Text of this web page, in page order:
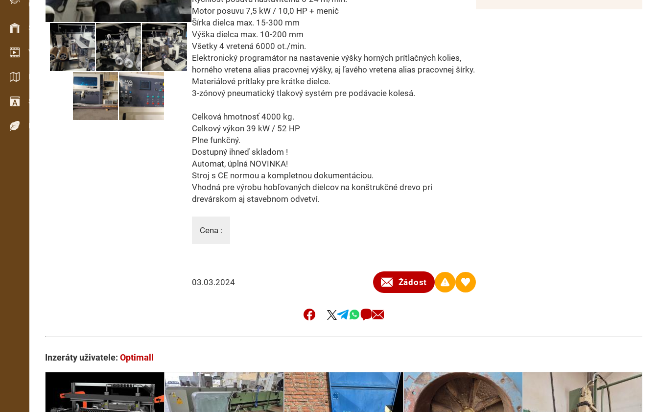
Evidence dřeva v terénu
Skladové hospodářství
Video showroom
Katalogy / Brožury
Slovník
Dřeviny
Motor posuvu 7,5 kW / 10,0 HP + menič
Šírka dielca max. 15-300 mm
Výška dielca max. 10-200 mm
Všetky 4 vretená 6000 ot./min.
Elektronický programátor na nastavenie výšky horných prítlačných kolies,
horného vretena alias pracovnej výšky, aj ľavého vretena alias pracovnej šírky.
Materiálové prítlaky pre krátke dielce.
3-zónový pneumatický tlakový systém pre podávacie kolesá.
Celková hmotnosť 4000 kg.
Celkový výkon 39 kW / 52 HP
Plne funkčný.
Dostupný ihneď skladom !
Automat, úplná NOVINKA!
Stroj s CE normou a kompletnou dokumentáciou.
Vhodná pre výrobu hobľovaných dielcov na konštrukčné drevo pri
drevárskom aj stavebnom odvetví.
Cena :
03.03.2024 Žádost
Inzeráty uživatele: Optimall